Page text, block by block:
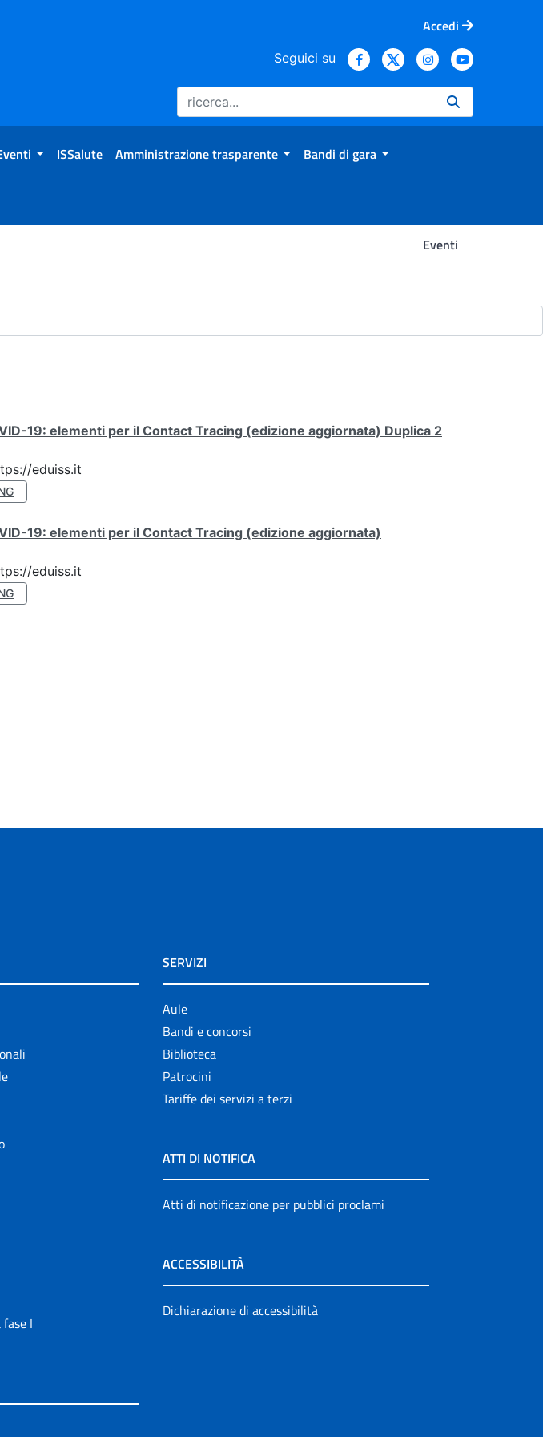
Accedi
Seguici su
ISSalute Amministrazione trasparente Bandi di gara
Eventi
19: elementi per il Contact Tracing (edizione aggiornata) Duplica 2
eduiss.it
19: elementi per il Contact Tracing (edizione aggiornata)
eduiss.it
I
SERVIZI
Aule
Bandi e concorsi
Biblioteca
Patrocini
Tariffe dei servizi a terzi
ATTI DI NOTIFICA
Atti di notificazione per pubblici proclami
ACCESSIBILITÀ
Dichiarazione di accessibilità